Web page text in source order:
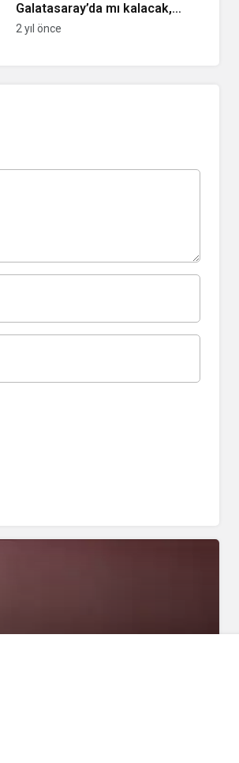
Galatasaray’da mı kalacak,
transfer mi olacak?
2 yıl önce